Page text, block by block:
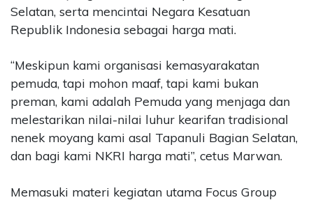
Selatan, serta mencintai Negara Kesatuan
Republik Indonesia sebagai harga mati.
“Meskipun kami organisasi kemasyarakatan
pemuda, tapi mohon maaf, tapi kami bukan
preman, kami adalah Pemuda yang menjaga dan
melestarikan nilai-nilai luhur kearifan tradisional
nenek moyang kami asal Tapanuli Bagian Selatan,
dan bagi kami NKRI harga mati”, cetus Marwan.
Memasuki materi kegiatan utama Focus Group